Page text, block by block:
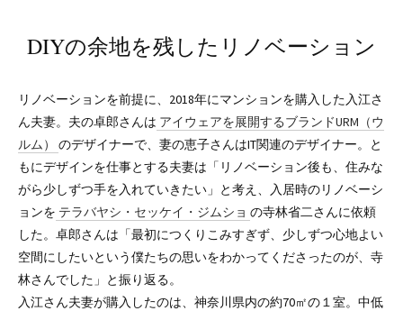
DIYの余地を残したリノベーション
リノベーションを前提に、2018年にマンションを購入した入江さ
ん夫妻。夫の卓郎さんは アイウェアを展開するブランドURM（ウ
ルム）
のデザイナーで、妻の恵子さんはIT関連のデザイナー。と
もにデザインを仕事とする夫妻は「リノベーション後も、住みな
がら少しずつ手を入れていきたい」と考え、入居時のリノベーシ
ョンを テラバヤシ・セッケイ・ジムショ の寺林省二さんに依頼
した。卓郎さんは「最初につくりこみすぎず、少しずつ心地よい
空間にしたいという僕たちの思いをわかってくださったのが、寺
林さんでした」と振り返る。
入江さん夫妻が購入したのは、神奈川県内の約70㎡の１室。中低